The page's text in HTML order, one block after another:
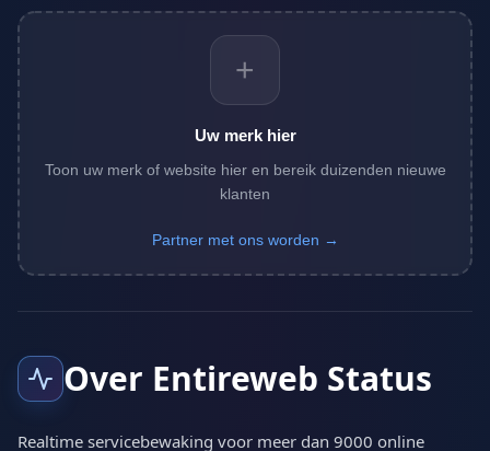
+
Uw merk hier
Toon uw merk of website hier en bereik duizenden nieuwe
klanten
Partner met ons worden →
Over Entireweb Status
Realtime servicebewaking voor meer dan 9000 online